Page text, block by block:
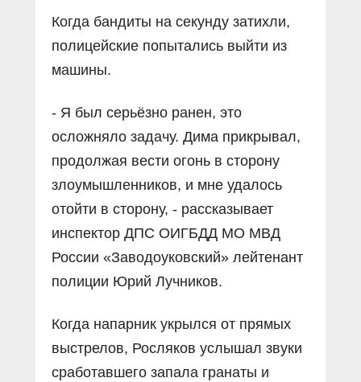
Когда бандиты на секунду затихли,
полицейские попытались выйти из
машины.
- Я был серьёзно ранен, это
осложняло задачу. Дима прикрывал,
продолжая вести огонь в сторону
злоумышленников, и мне удалось
отойти в сторону, - рассказывает
инспектор ДПС ОИГБДД МО МВД
России «Заводоуковский» лейтенант
полиции Юрий Лучников.
Когда напарник укрылся от прямых
выстрелов, Росляков услышал звуки
сработавшего запала гранаты и